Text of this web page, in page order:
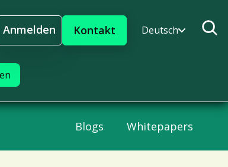
Anmelden
Anmelden
Kontakt Deutsch
Blogs Whitepapers